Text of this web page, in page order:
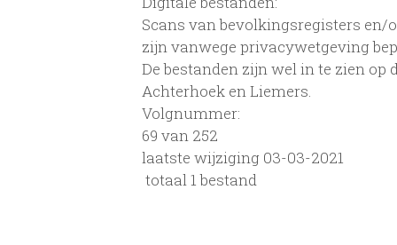
Scans van bevolkingsregisters en/
zijn vanwege privacywetgeving
De bestanden zijn wel in te zien
Achterhoek en Liemers.
Volgnummer:
69 van 252
laatste wijziging 03-03-2021
totaal 1 bestand